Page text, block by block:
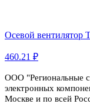
Осевой вентилятор
460.21 ₽
ООО "Региональные
электронных
Москве и по всей